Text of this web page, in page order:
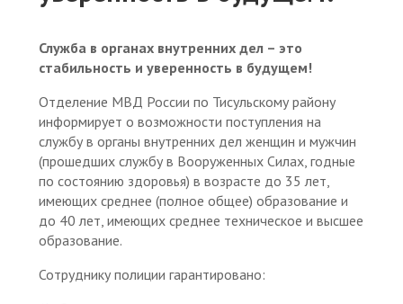
Служба в органах внутренних дел – это
стабильность и уверенность в будущем!
Отделение МВД России по Тисульскому району
информирует о возможности поступления на
службу в органы внутренних дел женщин и мужчин
(прошедших службу в Вооруженных Силах, годные
по состоянию здоровья) в возрасте до 35 лет,
имеющих среднее (полное общее) образование и
до 40 лет, имеющих среднее техническое и высшее
образование.
Сотруднику полиции гарантировано: